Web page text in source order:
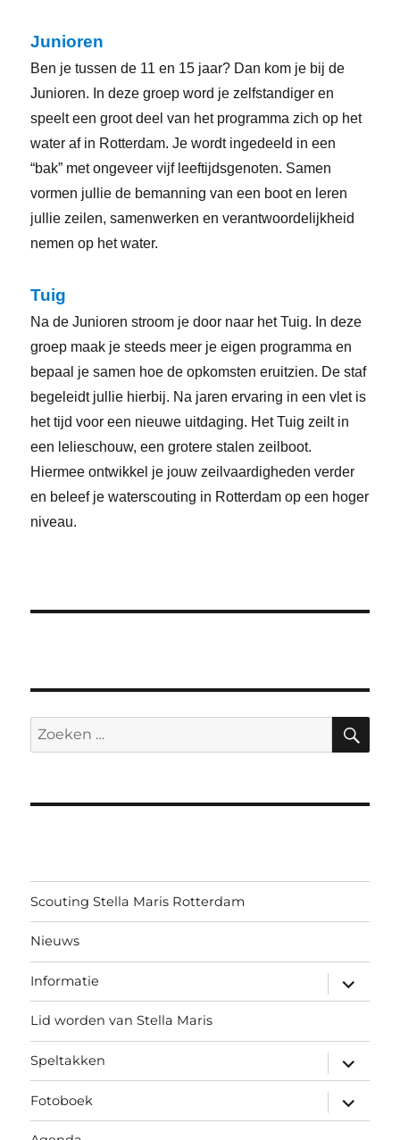
Junioren
Ben je tussen de 11 en 15 jaar? Dan kom je bij de
Junioren. In deze groep word je zelfstandiger en
speelt een groot deel van het programma zich op het
water af in Rotterdam. Je wordt ingedeeld in een
“bak” met ongeveer vijf leeftijdsgenoten. Samen
vormen jullie de bemanning van een boot en leren
jullie zeilen, samenwerken en verantwoordelijkheid
nemen op het water.
Tuig
Na de Junioren stroom je door naar het Tuig. In deze
groep maak je steeds meer je eigen programma en
bepaal je samen hoe de opkomsten eruitzien. De staf
begeleidt jullie hierbij. Na jaren ervaring in een vlet is
het tijd voor een nieuwe uitdaging. Het Tuig zeilt in
een lelieschouw, een grotere stalen zeilboot.
Hiermee ontwikkel je jouw zeilvaardigheden verder
en beleef je waterscouting in Rotterdam op een hoger
niveau.
Zoeken
naar:
Scouting Stella Maris Rotterdam
Nieuws
Informatie
Lid worden van Stella Maris
Speltakken
Fotoboek